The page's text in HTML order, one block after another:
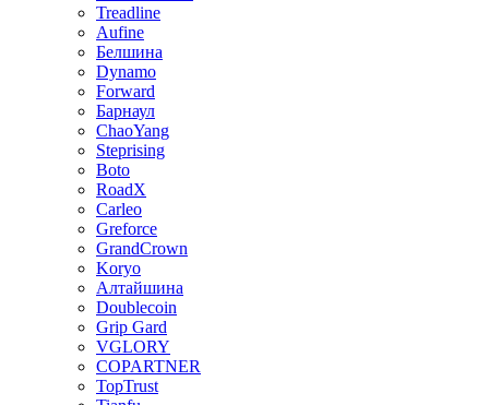
Treadline
Aufine
Белшина
Dynamo
Forward
Барнаул
ChaoYang
Steprising
Boto
RoadX
Carleo
Greforce
GrandCrown
Koryo
Алтайшина
Doublecoin
Grip Gard
VGLORY
COPARTNER
TopTrust